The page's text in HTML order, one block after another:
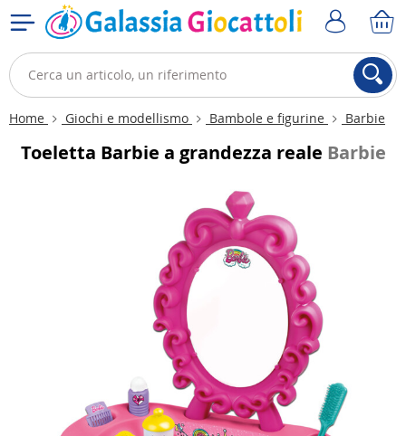
Home Giochi e modellismo Bambole e figurine Barbie
Toeletta Barbie a grandezza reale Barbie